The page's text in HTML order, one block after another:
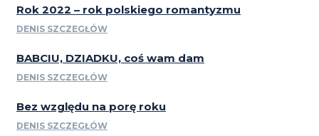
Rok 2022 – rok polskiego romantyzmu
DENIS SZCZEGŁÓW
BABCIU, DZIADKU, coś wam dam
DENIS SZCZEGŁÓW
Bez względu na porę roku
DENIS SZCZEGŁÓW